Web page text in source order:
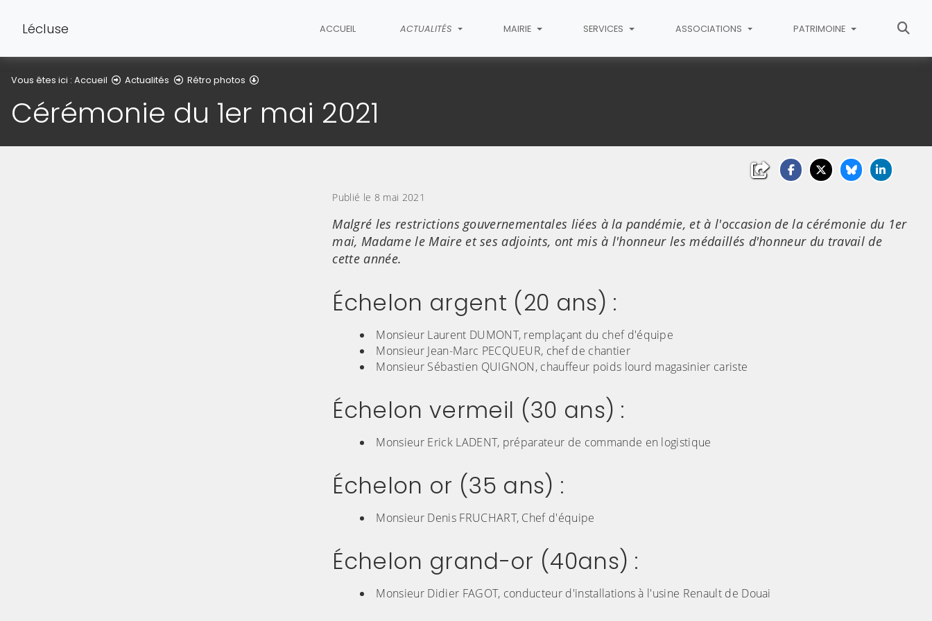
Lécluse ACCUEIL ACTUALITÉS MAIRIE SERVICES ASSOCIATIONS PATRIMOINE
Vous êtes ici : Accueil Actualités Rétro photos
Cérémonie du 1er mai 2021
Publié le 8 mai 2021
Malgré les restrictions gouvernementales liées à la pandémie, et à l'occasion de la cérémonie du 1er
mai, Madame le Maire et ses adjoints, ont mis à l'honneur les médaillés d'honneur du travail de
cette année.
Échelon argent (20 ans) :
Monsieur Laurent DUMONT, remplaçant du chef d'équipe
Monsieur Jean-Marc PECQUEUR, chef de chantier
Monsieur Sébastien QUIGNON, chauffeur poids lourd magasinier cariste
Échelon vermeil (30 ans) :
Monsieur Erick LADENT, préparateur de commande en logistique
Échelon or (35 ans) :
Monsieur Denis FRUCHART, Chef d'équipe
Échelon grand-or (40ans) :
Monsieur Didier FAGOT, conducteur d'installations à l'usine Renault de Douai